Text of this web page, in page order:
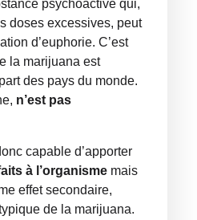
psychoactive qui,
doses excessives, peut
d’euphorie. C’est
la marijuana est
des pays du monde.
n’est pas
capable d’apporter
à l’organisme mais
effet secondaire,
de la marijuana.